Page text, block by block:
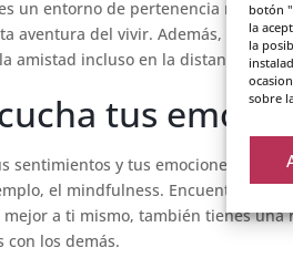
botón
la
la
sobre
un entorno de pertenencia muy
aventura del vivir. Además, nunca
amistad incluso en la distancia.
tus
sentimientos y tus emociones
el mindfulness. Encuentra
mejor a ti mismo, también tienes
con los demás.